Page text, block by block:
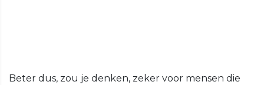
Beter dus, zou je denken, zeker voor mensen die